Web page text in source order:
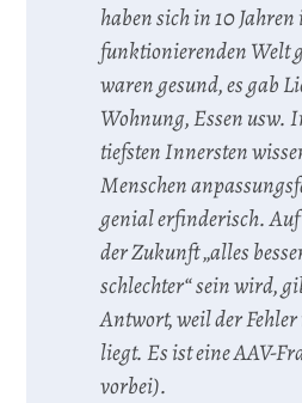
haben sich in 10
funktionierenden Welt
waren gesund, es gab
Wohnung, Essen usw.
tiefsten Innersten
Menschen
genial erfinderisch. Auf
der Zukunft „alles
schlechter“ sein wird,
Antwort, weil der
liegt. Es ist eine AAV-
vorbei).